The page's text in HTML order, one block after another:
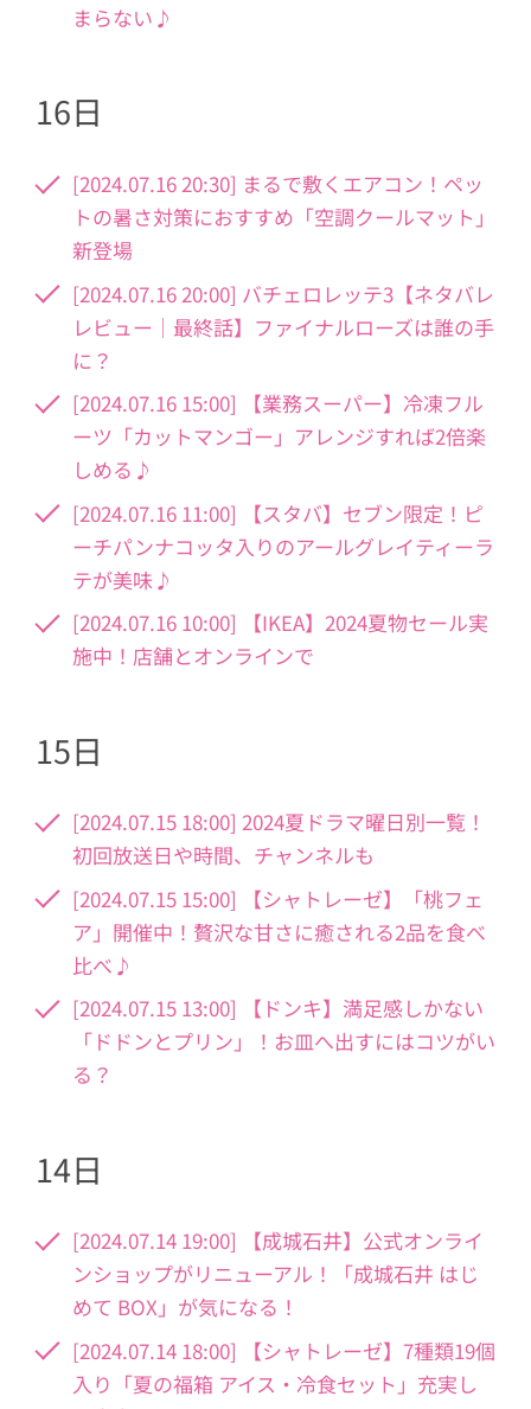
まらない♪
16日
[2024.07.16 20:30] まるで敷くエアコン！ペッ
トの暑さ対策におすすめ「空調クールマット」
新登場
[2024.07.16 20:00] バチェロレッテ3【ネタバレ
レビュー｜最終話】ファイナルローズは誰の手
に？
[2024.07.16 15:00] 【業務スーパー】冷凍フル
ーツ「カットマンゴー」アレンジすれば2倍楽
しめる♪
[2024.07.16 11:00] 【スタバ】セブン限定！ピ
ーチパンナコッタ入りのアールグレイティーラ
テが美味♪
[2024.07.16 10:00] 【IKEA】2024夏物セール実
施中！店舗とオンラインで
15日
[2024.07.15 18:00] 2024夏ドラマ曜日別一覧！
初回放送日や時間、チャンネルも
[2024.07.15 15:00] 【シャトレーゼ】「桃フェ
ア」開催中！贅沢な甘さに癒される2品を食べ
比べ♪
[2024.07.15 13:00] 【ドンキ】満足感しかない
「ドドンとプリン」！お皿へ出すにはコツがい
る？
14日
[2024.07.14 19:00] 【成城石井】公式オンライ
ンショップがリニューアル！「成城石井 はじ
めて BOX」が気になる！
[2024.07.14 18:00] 【シャトレーゼ】7種類19個
入り「夏の福箱 アイス・冷食セット」充実し